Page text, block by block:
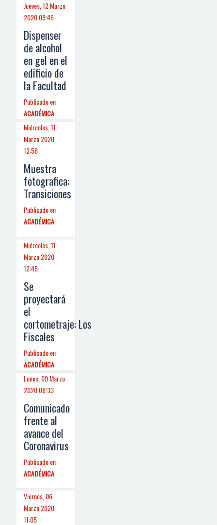
Jueves, 12 Marzo
2020 09:45
Dispenser
de alcohol
en gel en el
edificio de
la Facultad
Publicado en
ACADÉMICA
Miércoles, 11
Marzo 2020
12:56
Muestra
fotografica:
Transiciones
Publicado en
ACADÉMICA
Miércoles, 11
Marzo 2020
12:45
Se
proyectará
el
cortometraje: Los
Fiscales
Publicado en
ACADÉMICA
Lunes, 09 Marzo
2020 08:33
Comunicado
frente al
avance del
Coronavirus
Publicado en
ACADÉMICA
Viernes, 06
Marzo 2020
11:05